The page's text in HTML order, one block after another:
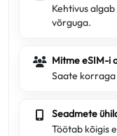
Kehtivus
võrguga.
Mitme eSIM-i
Saate
Seadmete
Töötab kõigis